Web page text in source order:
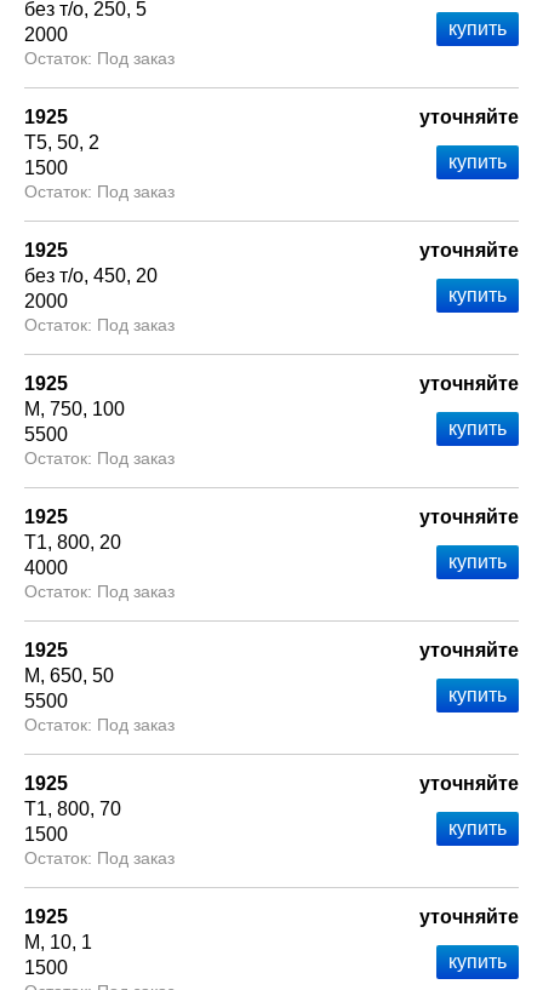
без т/о 250 5
2000
Под заказ
1925
Т5 50 2
1500
Под заказ
уточняйте
1925
без т/о 450 20
2000
Под заказ
уточняйте
1925
М 750 100
5500
Под заказ
уточняйте
1925
Т1 800 20
4000
Под заказ
уточняйте
1925
М 650 50
5500
Под заказ
уточняйте
1925
Т1 800 70
1500
Под заказ
уточняйте
1925
М
10 1
1500
уточняйте